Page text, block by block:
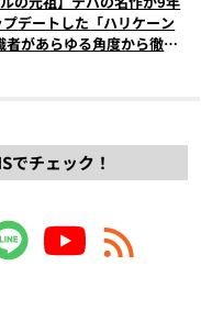
デートした「ハリケーン
があらゆる角度から徹底
でチェック！